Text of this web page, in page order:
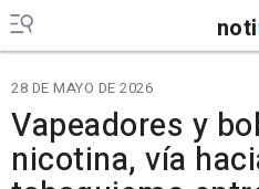
noti
28 DE MAYO DE 2026
Vapeadores y
nicotina, vía